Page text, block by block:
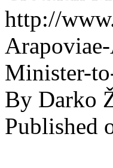
http://
Minister-
By Darko
Published